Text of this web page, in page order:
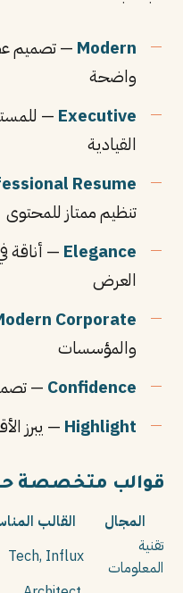
Modern — تصميم
واضحة
Executive
—
القيادية
Resume
تنظيم ممتاز للمحتوى
Elegance — أناقة
العرض
Corporate
والمؤسسات
Confidence
—
Highlight — يبرز
قوالب متخصصة
المجال القالب
تقنية
المعلومات
Tech, Influx